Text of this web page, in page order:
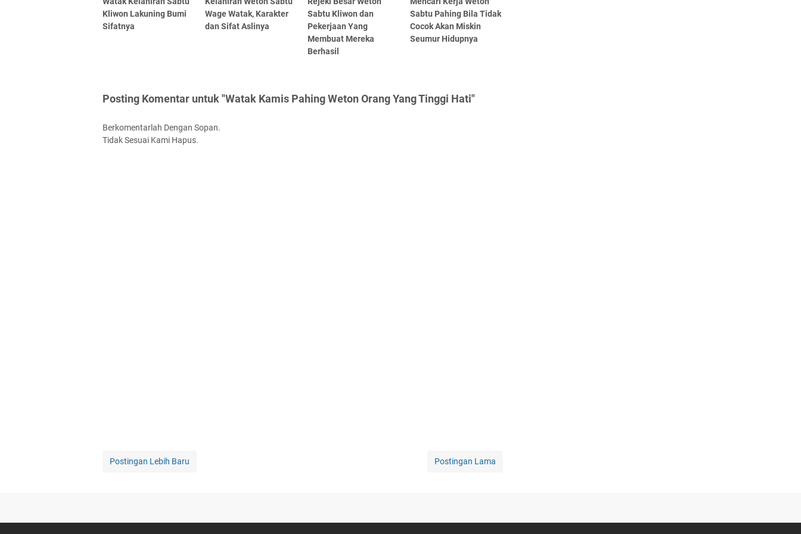
Kliwon Lakuning Bumi
Sifatnya
Wage Watak, Karakter
dan Sifat Aslinya
Sabtu Kliwon dan
Pekerjaan Yang
Membuat Mereka
Berhasil
Sabtu Pahing Bila Tidak
Cocok Akan Miskin
Seumur Hidupnya
Posting Komentar untuk "Watak Kamis Pahing Weton Orang Yang Tinggi Hati"
Berkomentarlah Dengan Sopan.
Tidak Sesuai Kami Hapus.
Postingan Lebih Baru Postingan Lama